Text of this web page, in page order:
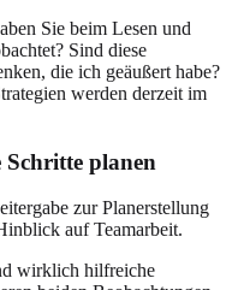
Sie beim Lesen und
Sind diese
die ich geäußert habe?
werden derzeit im
Schritte planen
zur Planerstellung
auf Teamarbeit.
wirklich hilfreiche